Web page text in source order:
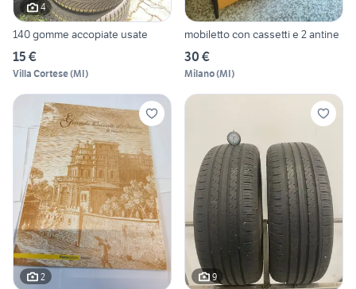
4
140 gomme accopiate usate
15 €
Villa Cortese(MI)
mobiletto con cassetti e 2 antine
30 €
Milano(MI)
2 9